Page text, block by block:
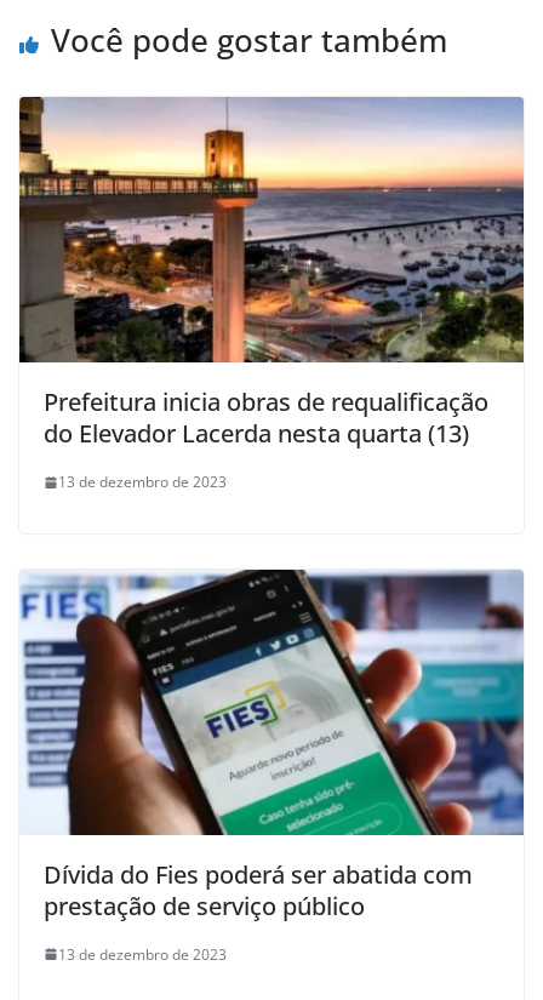
k
Você pode gostar também
Prefeitura inicia obras de requalificação
do Elevador Lacerda nesta quarta (13)
13 de dezembro de 2023
Dívida do Fies poderá ser abatida com
prestação de serviço público
13 de dezembro de 2023